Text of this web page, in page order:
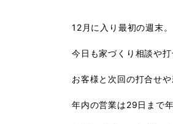
12月に入り最初の週末。
今日も家づくり相談や
お客様と次回の打合せ
年内の営業は29日まで